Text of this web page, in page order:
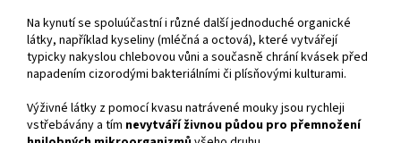
Na kynutí se spoluúčastní i různé další jednoduché organické
látky, například kyseliny (mléčná a octová), které vytvářejí
typicky nakyslou chlebovou vůni a současně chrání kvásek před
napadením cizorodými bakteriálními či plísňovými kulturami.
Výživné látky z pomocí kvasu natrávené mouky jsou rychleji
vstřebávány a tím nevytváří živnou půdou pro přemnožení